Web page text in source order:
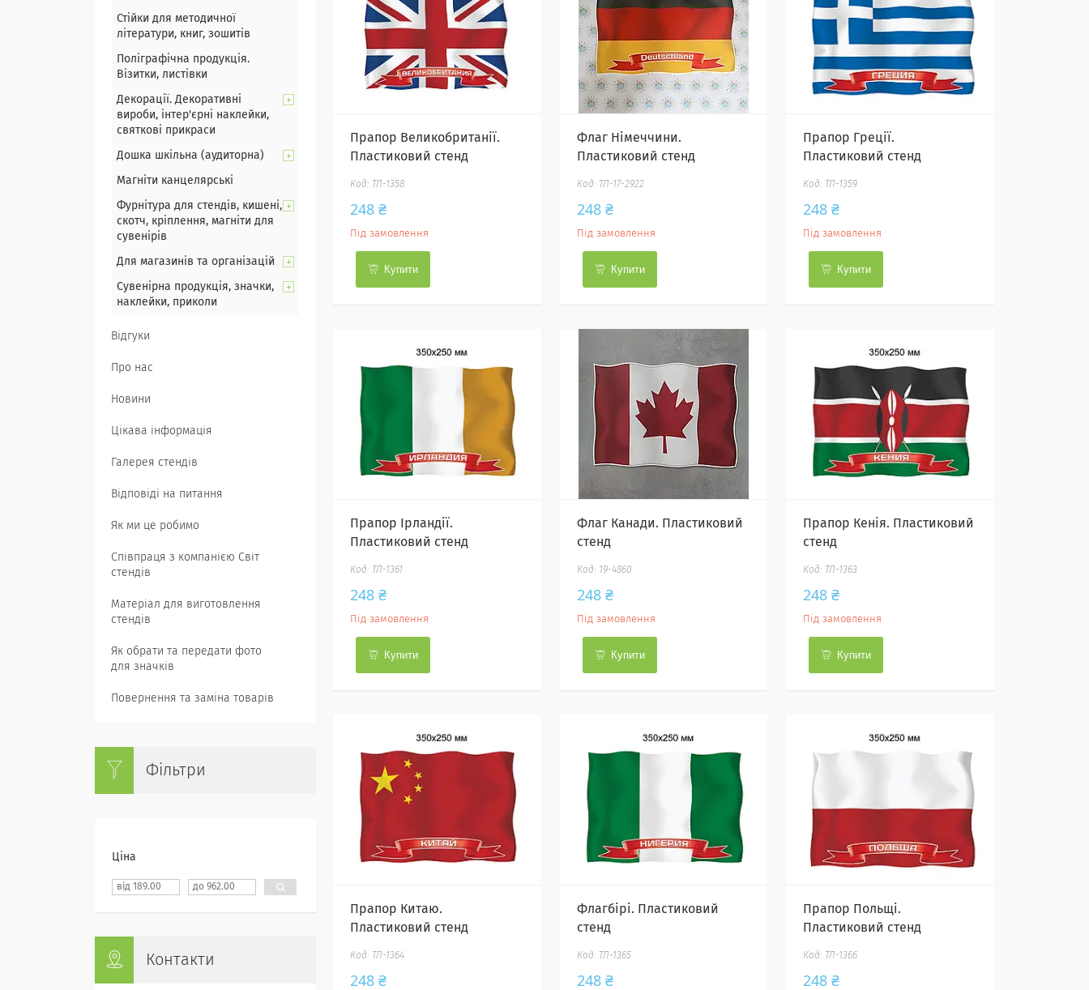
Прапор Великобританії.
Пластиковий стенд
ТЛ-1358
248 ₴
Під замовлення
Купити
Флаг Німеччини.
Пластиковий стенд
ТЛ-17-2922
248 ₴
Під замовлення
Купити
Прапор Греції.
Пластиковий стенд
ТЛ-1359
248 ₴
Під замовлення
Купити
Прапор Ірландії.
Пластиковий стенд
ТЛ-1361
248 ₴
Під замовлення
Купити
Флаг Канади. Пластиковий
стенд
19-4860
248 ₴
Під замовлення
Купити
Прапор Кенія. Пластиковий
стенд
ТЛ-1363
248 ₴
Під замовлення
Купити
Прапор Китаю.
Пластиковий стенд
ТЛ-1364
248 ₴
Флагбірі. Пластиковий
стенд
ТЛ-1365
248 ₴
Прапор Польщі.
Пластиковий стенд
ТЛ-1366
248 ₴
Стійки для методичної
літератури, книг, зошитів
Поліграфічна продукція.
Візитки, листівки
Декорації. Декоративні
вироби, інтер'єрні наклейки,
святкові прикраси
Дошка шкільна (аудиторна)
Магніти канцелярські
Фурнітура для стендів, кишені,
скотч, кріплення, магніти для
сувенірів
Для магазинів та організацій
Сувенірна продукція, значки,
наклейки, приколи
Відгуки
Про нас
Новини
Цікава інформація
Галерея стендів
Відповіді на питання
Як ми це робимо
Співпраця з компанією Світ
стендів
Матеріал для виготовлення
стендів
Як обрати та передати фото
для значків
Повернення та заміна товарів
Фільтри
Ціна
Контакти